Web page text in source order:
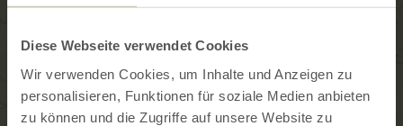
Diese Webseite verwendet Cookies
Wir verwenden Cookies, um Inhalte und Anzeigen zu
personalisieren, Funktionen für soziale Medien anbieten
zu können und die Zugriffe auf unsere Website zu